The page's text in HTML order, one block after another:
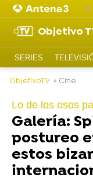
Objetivo
SERIES
ObjetivoTV » Cine
Lo de los osos
Galería:
postureo
estos